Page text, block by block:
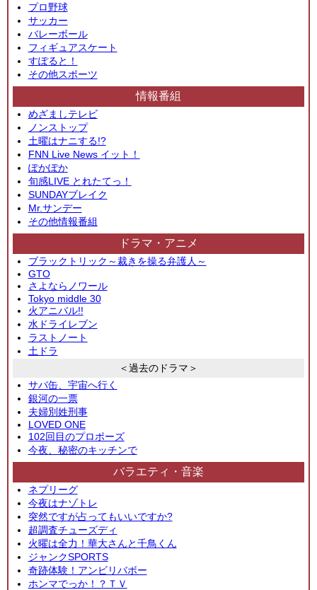
プロ野球
サッカー
バレーボール
フィギュアスケート
すぽると！
その他スポーツ
情報番組
めざましテレビ
ノンストップ
土曜はナニする!?
FNN Live News イット！
ぽかぽか
旬感LIVE とれたてっ！
SUNDAYブレイク
Mr.サンデー
その他情報番組
ドラマ・アニメ
ブラックトリック～裁きを操る弁護人～
GTO
さよならノワール
Tokyo middle 30
火アニバル!!
水ドライレブン
ラストノート
土ドラ
＜過去のドラマ＞
サバ缶、宇宙へ行く
銀河の一票
夫婦別姓刑事
LOVED ONE
102回目のプロポーズ
今夜、秘密のキッチンで
バラエティ・音楽
ネプリーグ
今夜はナゾトレ
突然ですが占ってもいいですか?
超調査チューズディ
火曜は全力！華大さんと千鳥くん
ジャンクSPORTS
奇跡体験！アンビリバボー
ホンマでっか！？ＴＶ